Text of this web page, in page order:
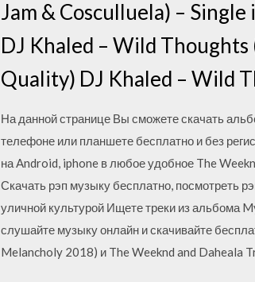
Jam & Cosculluela) –
DJ Khaled – Wild
Quality) DJ Khaled – Wild
На данной странице Вы сможете скачать
телефоне или планшете бесплатно и без
на Android, iphone в любое удобное The
Скачать рэп музыку бесплатно, посмотреть
уличной культурой Ищете треки из альбома
слушайте музыку онлайн и скачивайте
Melancholy 2018) и The Weeknd and Daheala